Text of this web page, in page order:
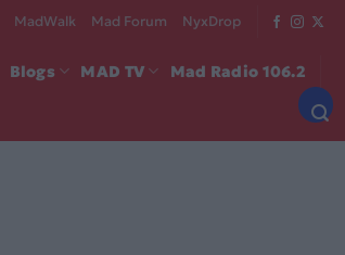
MadWalk Mad Forum NyxDrop
Blogs MAD TV Mad Radio 106.2